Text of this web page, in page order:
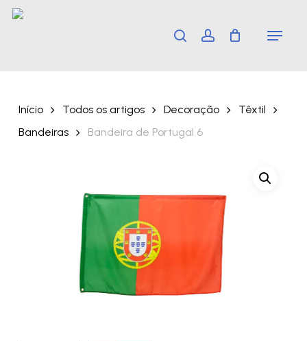
Skip
search account Menu
Início Todos os artigos Decoração
Têxtil
Bandeiras
Bandeira de Portugal 6